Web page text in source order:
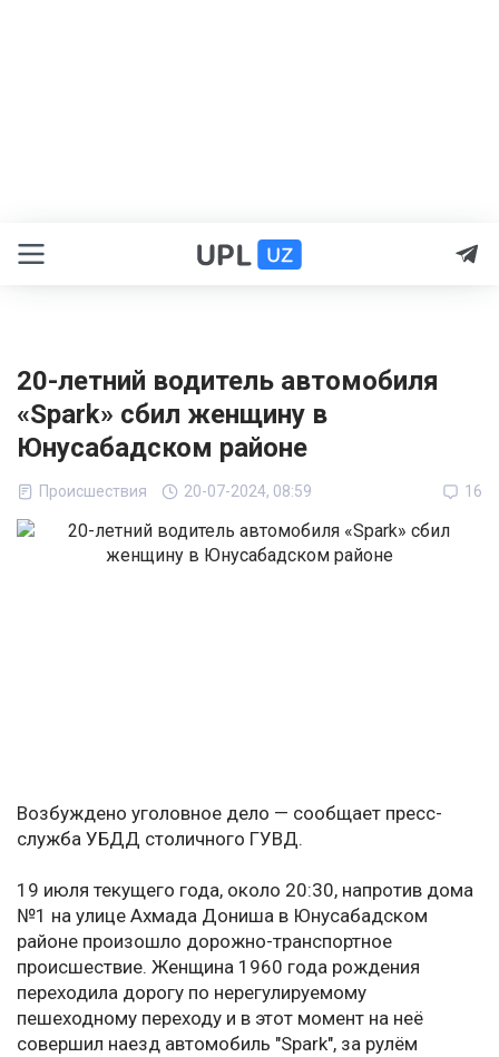
20-летний водитель автомобиля
«Spark» сбил женщину в
Юнусабадском районе
Происшествия 20-07-2024, 08:59 16
Возбуждено уголовное дело — сообщает пресс-
служба УБДД столичного ГУВД.
19 июля текущего года, около 20:30, напротив дома
№1 на улице Ахмада Дониша в Юнусабадском
районе произошло дорожно-транспортное
происшествие. Женщина 1960 года рождения
переходила дорогу по нерегулируемому
пешеходному переходу и в этот момент на неё
совершил наезд автомобиль "Spark", за рулём